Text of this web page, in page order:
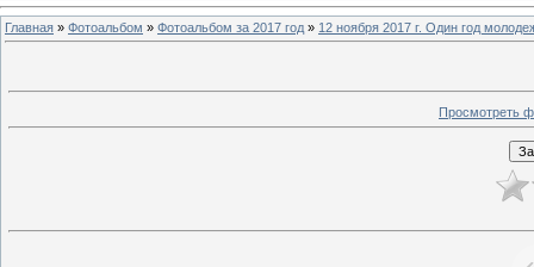
Главная » Фотоальбом » Фотоальбом за 2017 год » 12 ноября 2017 г. Один год
Просмотреть